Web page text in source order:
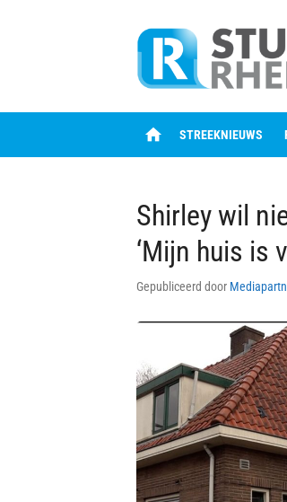
home STREEKNIEUWS
Shirley wil
‘Mijn huis is
Gepubliceerd door